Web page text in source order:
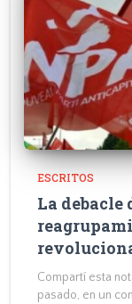
ESCRITOS
La debacle
Compartí esta
pasado, en un